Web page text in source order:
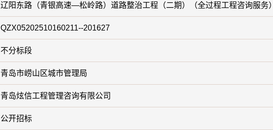
辽阳东路（青银高速—松岭路）道路整治工程（二期）（全过程工程咨询服务）
QZX05202510160211--201627
不分标段
青岛市崂山区城市管理局
青岛炫信工程管理咨询有限公司
公开招标